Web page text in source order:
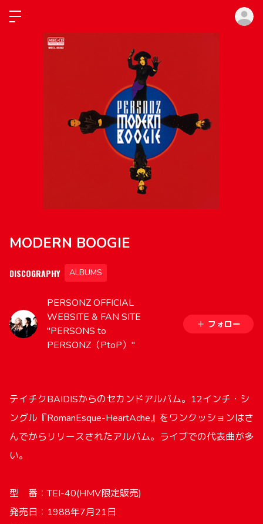
MODERN BOOGIE
DISCOGRAPHY ALBUMS
PERSONZ OFFICIAL
WEBSITE & FAN SITE
"PERSONS to
PERSONZ（PtoP）"
フォロー
テイチクBAIDISからのセカンドアルバム。12インチ・シ
ングル『RomanEsque-HeartAche』をワンクッションはさ
んでからリリースされたアルバム。ライブでの代表曲が多
い。
型 番：TEI-40(HMV限定販売)
発売日：1988年7月21日